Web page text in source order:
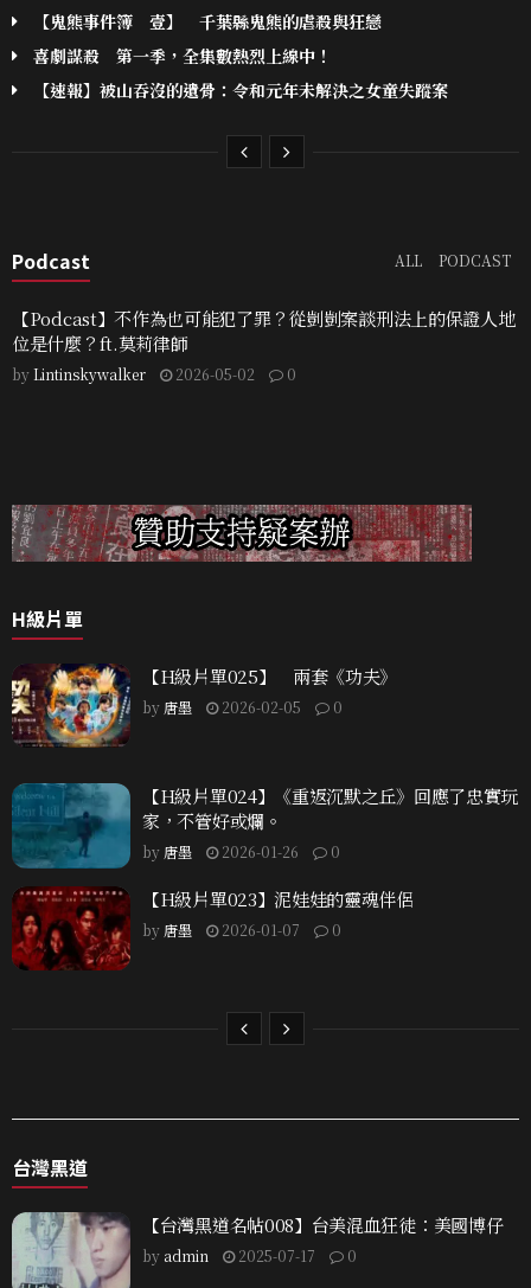
【鬼熊事件簿 壹】 千葉縣鬼熊的虐殺與狂戀
喜劇謀殺 第一季，全集數熱烈上線中！
【速報】被山吞沒的遺骨：令和元年未解決之女童失蹤案
Podcast ALL PODCAST
【Podcast】不作為也可能犯了罪？從剴剴案談刑法上的保證人地
位是什麼？ft.莫莉律師
byLintinskywalker 2026-05-02 0
H級片單
【H級片單025】 兩套《功夫》
by 唐墨 2026-02-05 0
【H級片單024】《重返沉默之丘》回應了忠實玩
家，不管好或爛。
by 唐墨 2026-01-26 0
【H級片單023】泥娃娃的靈魂伴侶
by 唐墨 2026-01-07 0
台灣黑道
【台灣黑道名帖008】台美混血狂徒：美國博仔
by admin 2025-07-17 0